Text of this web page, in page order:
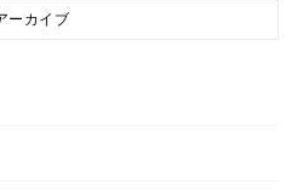
ーカイブ